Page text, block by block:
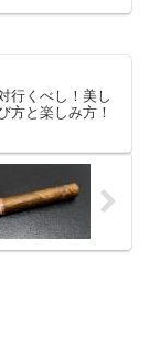
行くべし！美し
方と楽しみ方！